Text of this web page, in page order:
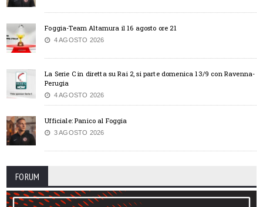
Foggia-Team Altamura il 16 agosto ore 21
4 AGOSTO 2026
La Serie C in diretta su Rai 2, si parte domenica 13/9 con Ravenna-
Perugia
4 AGOSTO 2026
Ufficiale: Panico al Foggia
3 AGOSTO 2026
FORUM